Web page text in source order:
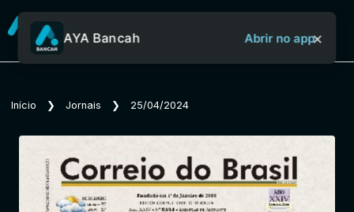
Sobre o Aya Bancah
Início
AYA Bancah Abrir no app×
Início ❯ Jornais ❯ 25/04/2024